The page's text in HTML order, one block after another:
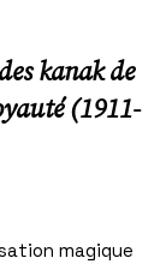
kanak de
(1911-
magique